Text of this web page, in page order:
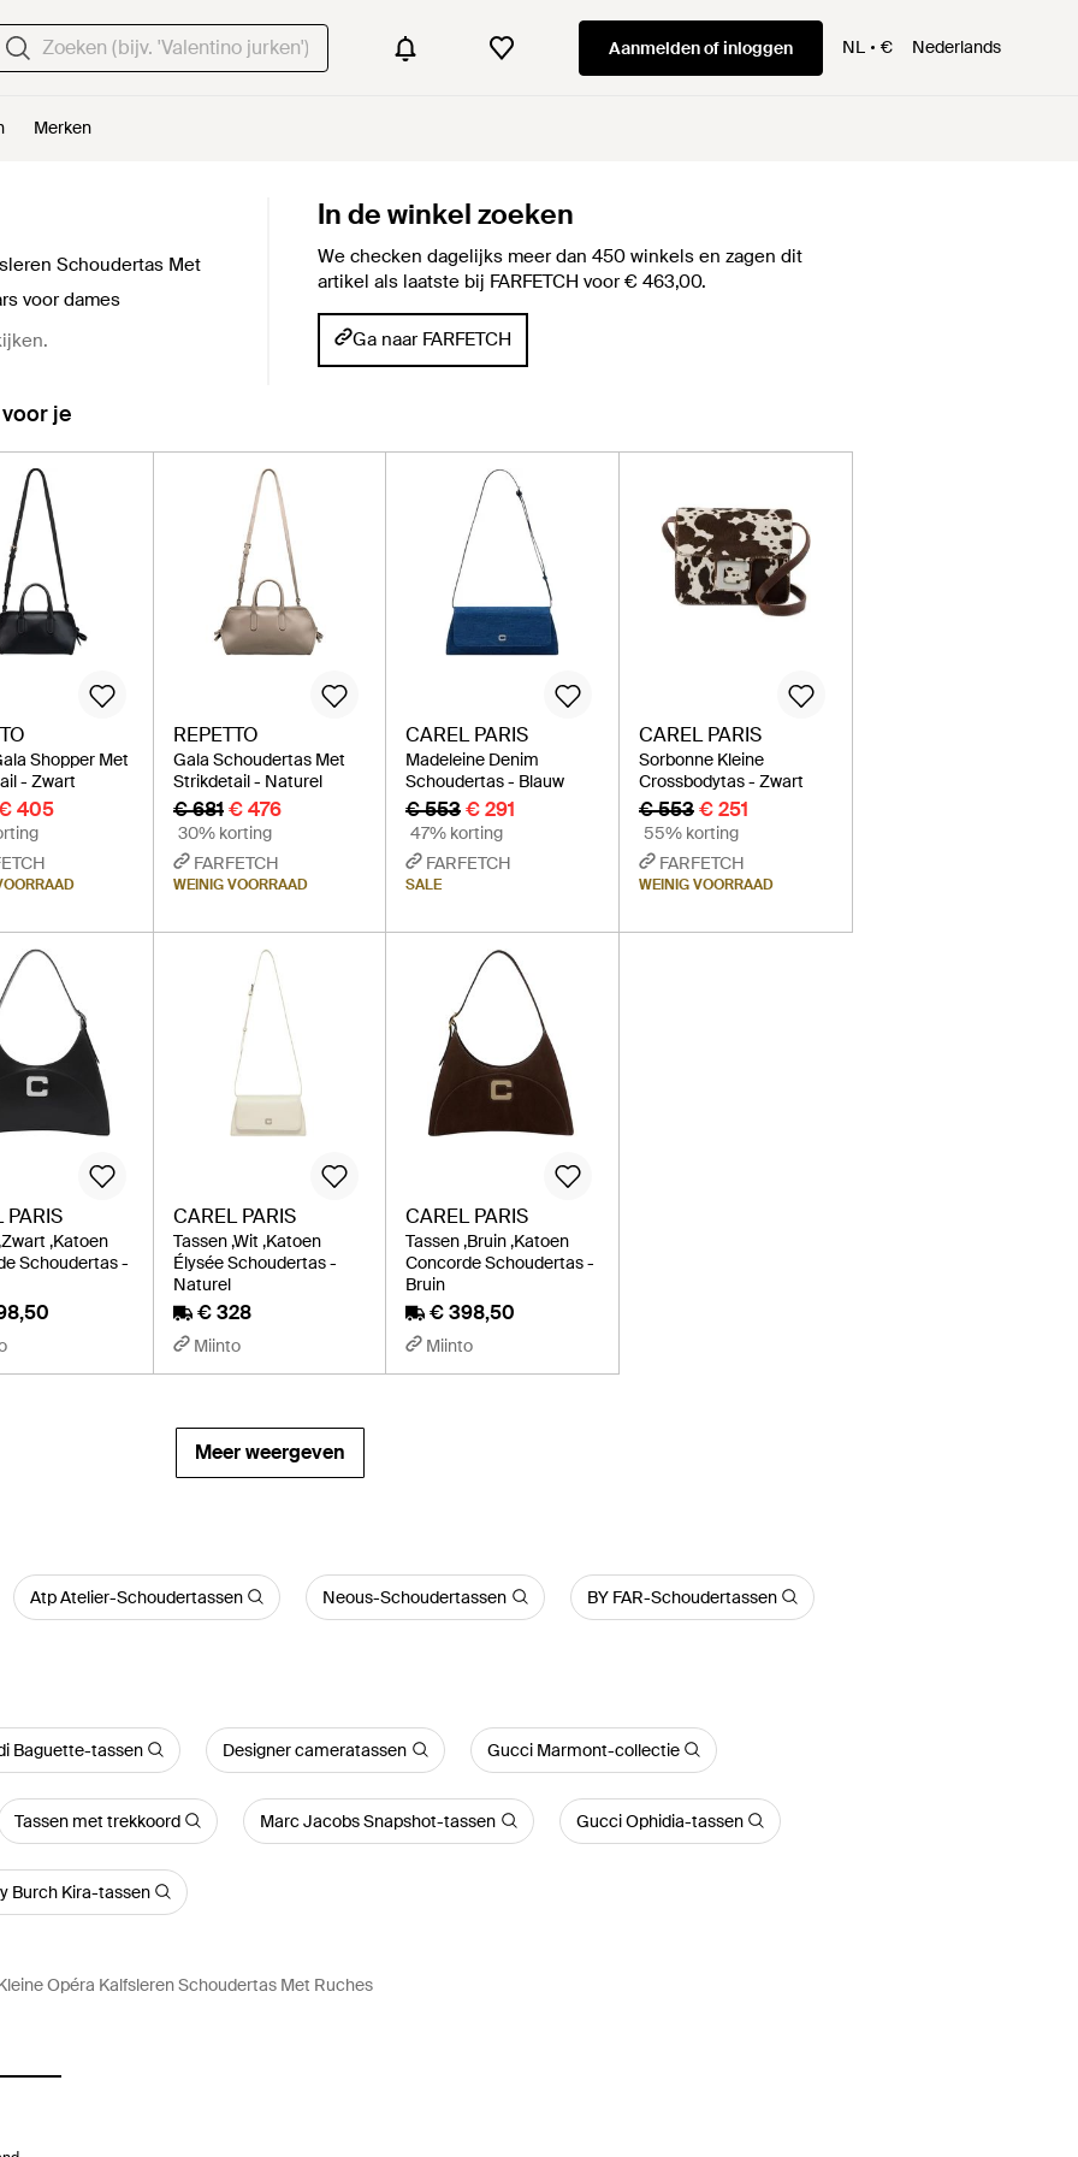
Aanmelden of inloggen NL € Nederlands
Merken
Schoudertas Met
voor dames
In de winkel zoeken
We checken dagelijks meer dan 450 winkels en zagen dit
artikel als laatste bij FARFETCH voor € 463,00.
Ga naar FARFETCH
je
Shopper Met
- Zwart
405
REPETTO
Gala Schoudertas Met
Strikdetail - Naturel
€ 681 € 476
30% korting
FARFETCH
WEINIG VOORRAAD
CAREL PARIS
Madeleine Denim
Schoudertas - Blauw
€ 553 € 291
47% korting
FARFETCH
SALE
CAREL PARIS
Sorbonne Kleine
Crossbodytas - Zwart
€ 553€ 251
55% korting
FARFETCH
WEINIG VOORRAAD
PARIS
,Katoen
Schoudertas -
CAREL PARIS
Tassen ,Wit ,Katoen
Élysée Schoudertas -
Naturel
€ 328
Miinto
CAREL PARIS
Tassen ,Bruin ,Katoen
Concorde Schoudertas -
Bruin
€ 398,50
Miinto
Meer weergeven
Atp Atelier-Schoudertassen Neous-Schoudertassen BY FAR-Schoudertassen
Baguette-tassen Designer cameratassen Gucci Marmont-collectie
Tassen met trekkoord Marc Jacobs Snapshot-tassen Gucci Ophidia-tassen
Burch Kira-tassen
Opéra Kalfsleren Schoudertas Met Ruches